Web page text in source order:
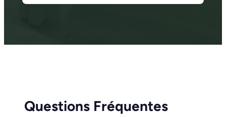
Questions Fréquentes